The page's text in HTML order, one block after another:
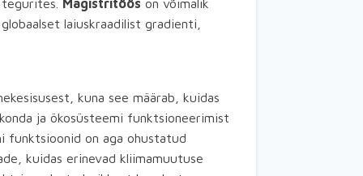
Magistritöös on võimalik
laiuskraadilist gradienti,
kuna see määrab, kuidas
ja ökosüsteemi funktsioneerimist
funktsioonid on aga ohustatud
kuidas erinevad kliimamuutuse